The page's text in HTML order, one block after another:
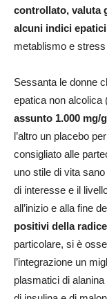
controllato, valuta
alcuni indici epatici
metablismo e
Sessanta le donne
epatica non alcolica
assunto 1.000
l’altro un placebo
consigliato alle
uno stile di vita
di interesse e il
all’inizio e alla fine
positivi della
particolare, si è
l’integrazione un
plasmatici di